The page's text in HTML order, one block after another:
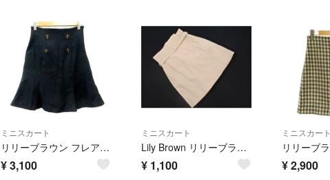
ミニスカート
リリーブラウン フレアスカート ミニ スカパン 0 XS 黒 ブラック
¥3,100
ミニスカート
Lily Brown リリーブラウン ボタン Aライン 台形 スカート size1/ベージュ ■◇ レディース
¥ 1,100
ミニスカート
¥2,900